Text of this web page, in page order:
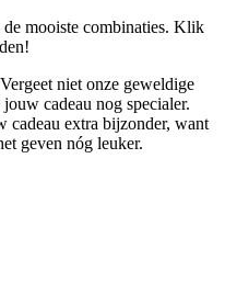
mooiste combinaties. Klik
niet onze geweldige
cadeau nog specialer.
cadeau extra bijzonder, want
geven nóg leuker.